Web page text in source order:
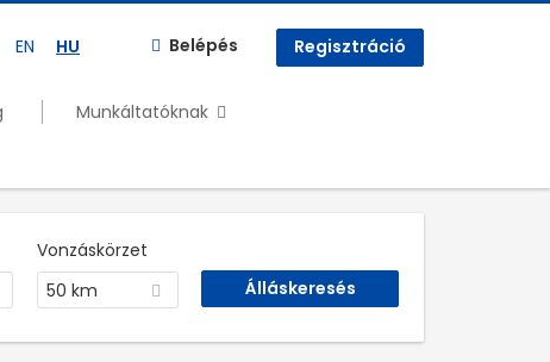
EN HU Belépés Regisztráció
Munkáltatóknak
Vonzáskörzet
50 km